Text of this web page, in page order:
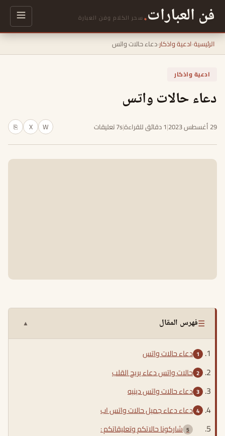
فن العبارات. سحر الكلام وفن العبارة
الرئيسية›ادعية واذكار›دعاء حالات واتس
ادعية واذكار
دعاء حالات واتس
29 أغسطس 2023 |1 دقائق للقراءة |7s تعليقات W
X
⎘
☰فهرس المقال ▲
دعاء حالات واتس
حالات واتس دعاء يريح القلب
دعاء حالات واتس دينيه
دعاء دعاء جميل حالات واتس اب
شاركونا حالاتكم وتعليقاتكم :